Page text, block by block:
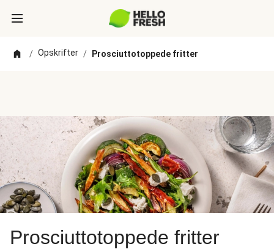
/ Opskrifter / Prosciuttotoppede fritter
Prosciuttotoppede fritter